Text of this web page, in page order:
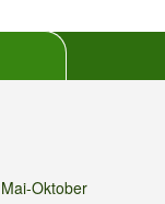
Mai-Oktober